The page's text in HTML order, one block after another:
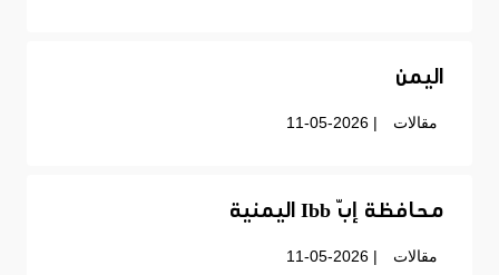
اليمن
مقالات | 11-05-2026
محافظة إبّ Ibb اليمنية
مقالات | 11-05-2026